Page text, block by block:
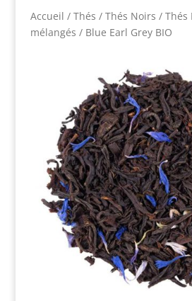
Accueil / Thés / Thés Noirs / Thés
mélangés / Blue Earl Grey BIO